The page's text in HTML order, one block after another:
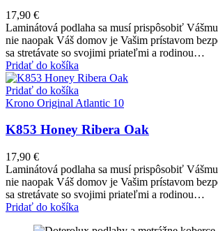
17,90 €
Laminátová podlaha sa musí prispôsobiť
nie naopak Váš domov je Vašim prístavom
sa stretávate so svojimi priateľmi a rodinou…
Pridať do košíka
Pridať do košíka
Krono Original Atlantic 10
K853 Honey Ribera Oak
17,90 €
Laminátová podlaha sa musí prispôsobiť
nie naopak Váš domov je Vašim prístavom
sa stretávate so svojimi priateľmi a rodinou…
Pridať do košíka